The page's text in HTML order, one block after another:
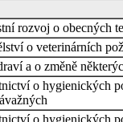
rozvoj o obecných
o veterinárních
a o změně
o hygienických
o hygienických